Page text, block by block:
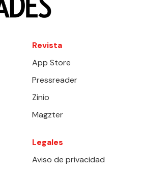
Revista
App Store
Pressreader
Zinio
Magzter
Legales
Aviso de privacidad